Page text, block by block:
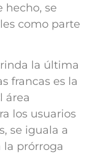
hecho, se
como parte
la última
francas es la
área
los usuarios
se iguala a
prórroga